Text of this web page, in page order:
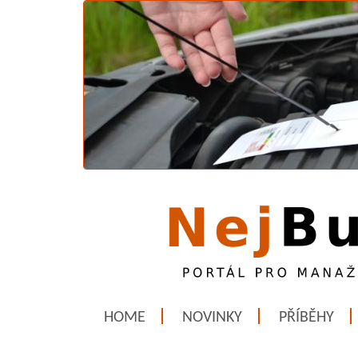
HOME NOVINKY PŘÍBĚHY